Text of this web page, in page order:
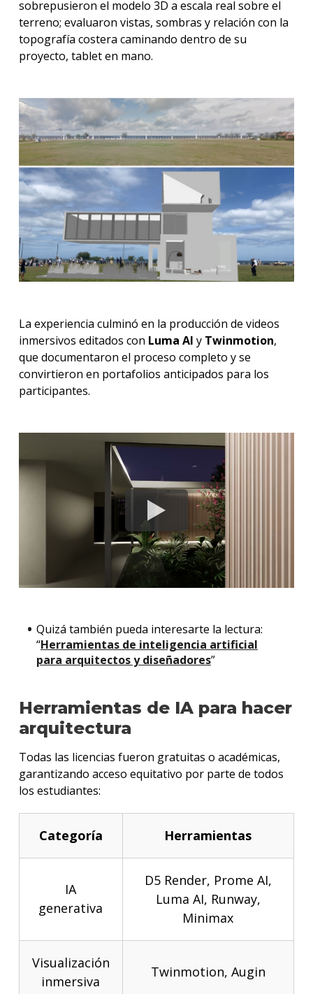
sobrepusieron el modelo 3D a escala real sobre el
terreno; evaluaron vistas, sombras y relación con la
topografía costera caminando dentro de su
proyecto, tablet en mano.
La experiencia culminó en la producción de videos
inmersivos editados con Luma AI y Twinmotion,
que documentaron el proceso completo y se
convirtieron en portafolios anticipados para los
participantes.
Quizá también pueda interesarte la lectura:
“Herramientas de inteligencia artificial
para arquitectos y diseñadores”
Herramientas de IA para hacer
arquitectura
Todas las licencias fueron gratuitas o académicas,
garantizando acceso equitativo por parte de todos
los estudiantes:
Categoría Herramientas
IA
generativa
D5 Render, Prome AI,
Luma AI, Runway,
Minimax
Visualización
inmersiva
Twinmotion, Augin